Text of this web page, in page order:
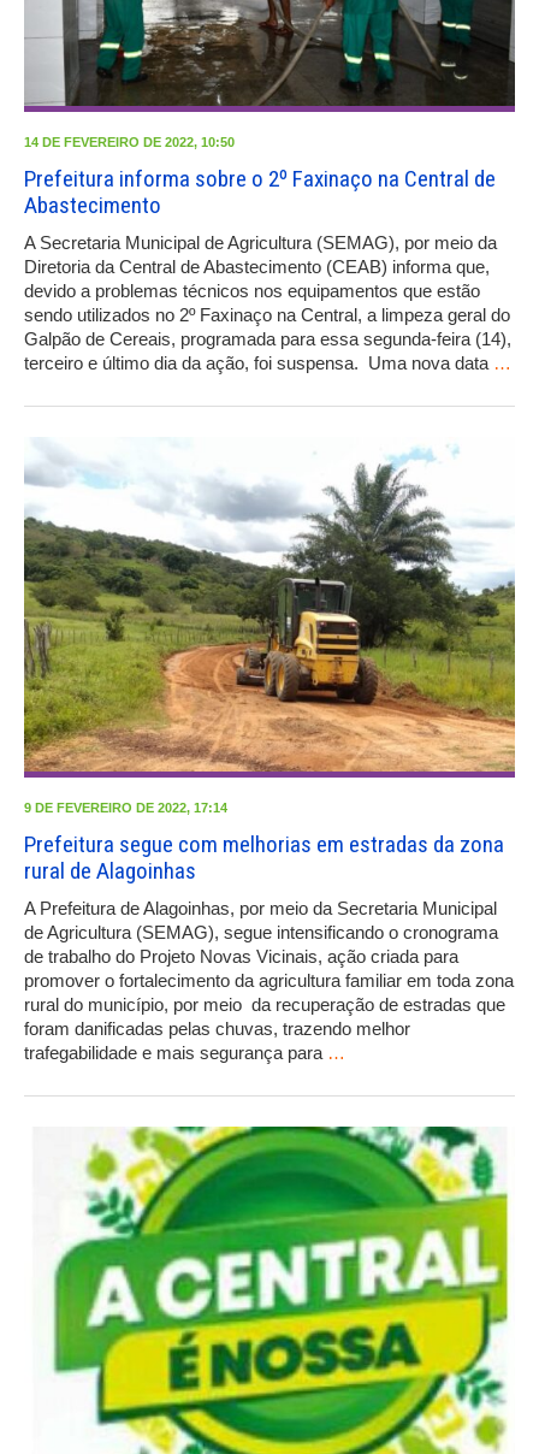
14 DE FEVEREIRO DE 2022, 10:50
Prefeitura informa sobre o 2º Faxinaço na Central de
Abastecimento
A Secretaria Municipal de Agricultura (SEMAG), por meio da
Diretoria da Central de Abastecimento (CEAB) informa que,
devido a problemas técnicos nos equipamentos que estão
sendo utilizados no 2º Faxinaço na Central, a limpeza geral do
Galpão de Cereais, programada para essa segunda-feira (14),
terceiro e último dia da ação, foi suspensa. Uma nova data …
9 DE FEVEREIRO DE 2022, 17:14
Prefeitura segue com melhorias em estradas da zona
rural de Alagoinhas
A Prefeitura de Alagoinhas, por meio da Secretaria Municipal
de Agricultura (SEMAG), segue intensificando o cronograma
de trabalho do Projeto Novas Vicinais, ação criada para
promover o fortalecimento da agricultura familiar em toda zona
rural do município, por meio da recuperação de estradas que
foram danificadas pelas chuvas, trazendo melhor
trafegabilidade e mais segurança para …